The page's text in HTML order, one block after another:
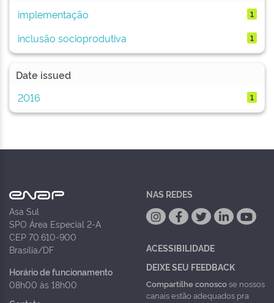
implementação
1
inclusão socioprodutiva 1
Date issued
2016
1
Asa Sul
SPO Área Especial 2-A
CEP 70.610-900
Brasília/DF
Horário de funcionamento
08h00 às 18h00
NAS REDES
ACESSIBILIDADE
DEIXE SEU FEEDBACK
Compartilhe conoscose nossos
canais estão adequados pra